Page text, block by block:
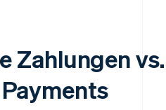
Zahlungen vs.